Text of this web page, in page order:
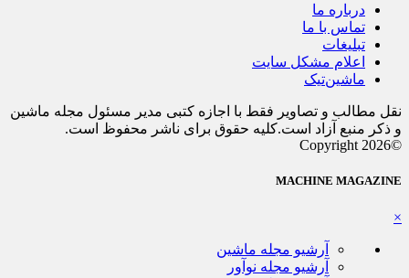
درباره ما
تماس با ما
تبلیغات
اعلام مشکل سایت
ماشین‌تیک
نقل مطالب و تصاویر فقط با اجازه کتبی مدیر مسئول مجله ماشین
و ذکر منبع آزاد است.کلیه حقوق برای ناشر محفوظ است.
©Copyright 2026
MACHINE MAGAZINE
×
آرشیو مجله ماشین
آرشیو مجله نوآور